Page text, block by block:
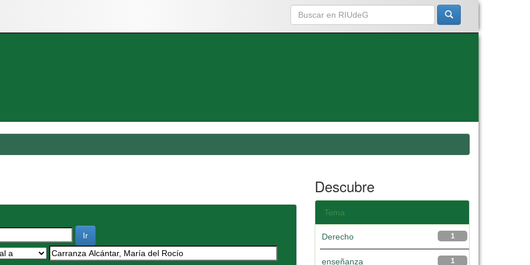
Descubre
Tema
1
Derecho
1
enseñanza